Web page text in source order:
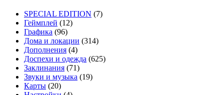
SPECIAL EDITION (7)
Геймплей (12)
Графика (96)
Дома и локации (314)
Дополнения (4)
Доспехи и одежда (625)
Заклинания (71)
Звуки и музыка (19)
Карты (20)